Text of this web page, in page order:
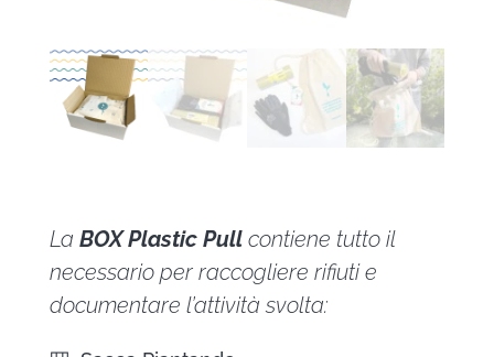
La BOX Plastic Pullcontiene tutto il
necessario per raccogliere rifiuti e
documentare l’attività svolta: